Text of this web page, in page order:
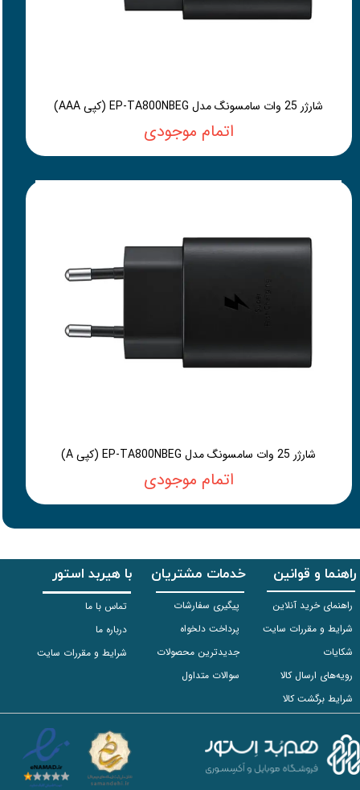
شارژر 25 وات سامسونگ مدل EP-TA800NBEG (کپی AAA)
اتمام موجودی
شارژر 25 وات سامسونگ مدل EP-TA800NBEG (کپی A)
اتمام موجودی
راهنما و قوانین
راهنمای خرید آنلاین
شرایط و مقررات سایت
شکایات
رویه‌های ارسال کالا
شرایط برگشت کالا
خدمات مشتریان
پیگیری سفارشات
پرداخت دلخواه
جدیدترین محصولات
سوالات متداول
با هیربد استور
تماس با ما
درباره ما
شرایط و مقررات سایت